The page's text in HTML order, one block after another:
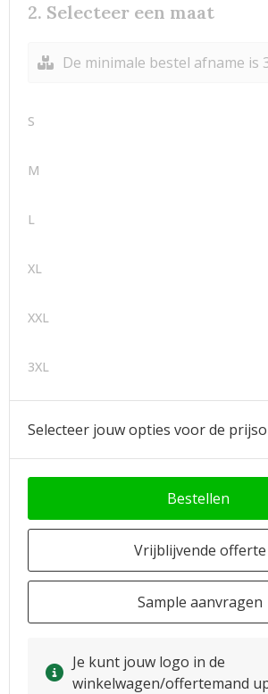
2. Selecteer een maat
De minimale bestel afname is
S
M
L
XL
XXL
3XL
Selecteer jouw opties voor de
Bestellen
Vrijblijvende offerte
Sample aanvragen
Je kunt jouw logo in de
winkelwagen/offertemand